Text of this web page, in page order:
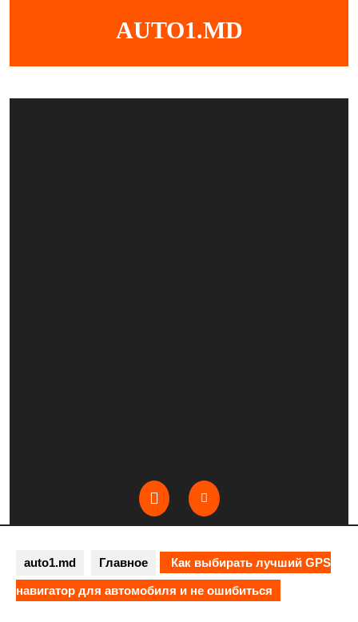
AUTO1.MD
Open
Button
auto1.md Главное Как выбирать лучший GPS
навигатор для автомобиля и не ошибиться